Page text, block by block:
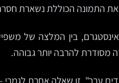
התמונה הכוללת נשארת
בין המלצה של
מסודרת להרבה יותר גבוהה.